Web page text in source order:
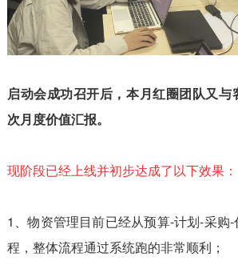
启动会成功召开后，本月红圈团队又
次月度价值汇报。
现阶段已经上线并初步达成了以下效果：
1、物资管理目前已经从预算-计划-采购
程，整体流程通过系统跑的非常顺利；